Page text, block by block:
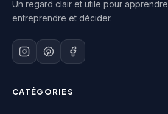
Un regard clair et utile pour apprendre,
entreprendre et décider.
CATÉGORIES